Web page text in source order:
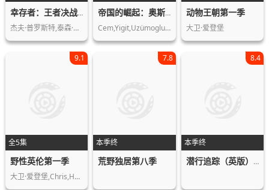
幸存者：王者决战第四十季
杰夫·普罗斯特,泰森·阿波斯托尔,丹妮…
帝国的崛起：奥斯曼第一季
Cem,Yigit,Uzümoglu,Tommaso…
动物王朝第一季
大卫·爱登堡
全5集
9.1
野性英伦第一季
大卫·爱登堡,Chris,Howard,Doug…
本季终
7.8
荒野独居第八季
本季终
8.4
潜行追踪（英版）第三季